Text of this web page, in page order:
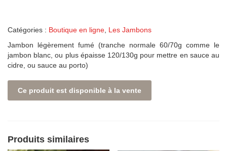
Catégories : Boutique en ligne Les Jambons
Jambon légèrement fumé (tranche normale 60/70g comme le
jambon blanc, ou plus épaisse 120/130g pour mettre en sauce au
cidre, ou sauce au porto)
Ce produit est disponible à la vente
Produits similaires